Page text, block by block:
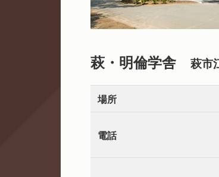
萩・明倫学舎 萩市
場所
電話